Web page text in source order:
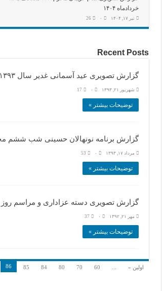
خردادماه ۱۴۰۴
تیر ۱۷, ۱۴۰۴ ۰ 26
Recent Posts
گزارش تصویری عید آسمانی غدیر سال ۱۳۹۳
شهریور ۲۱, ۱۳۹۳ ۰ 17
توضیحات بیشتر »
گزارش برنامه نونهالان حسینی شب ششم محرم
مرداد ۱۷, ۱۳۹۳ ۰ 53
توضیحات بیشتر »
گزارش تصویری دسته عزاداری و مراسم روز
مهر ۲۱, ۱۳۹۲ ۰ 37
توضیحات بیشتر »
اولین « 60
70
80
84
85
86